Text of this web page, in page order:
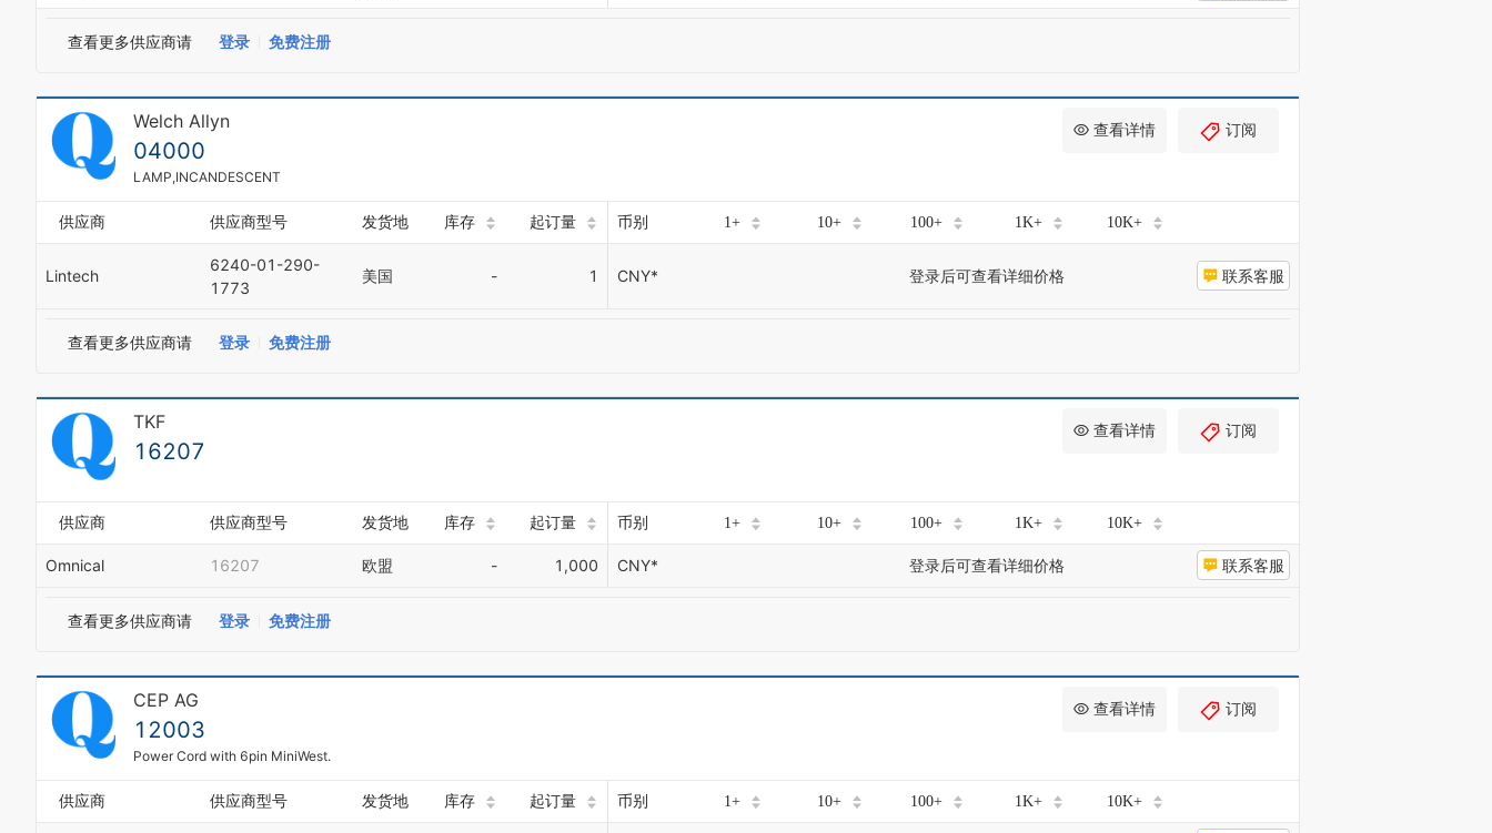
查看更多供应商请 登录 免费注册
Welch Allyn
04000
LAMP,INCANDESCENT
查看详情 订阅
供应商 供应商型号 发货地 库存 起订量 币别 1+ 10+ 100+ 1K+ 10K+
Lintech
6240-01-290-
1773
美国 - 1 CNY* 登录后可查看详细价格 联系客服
查看更多供应商请 登录 免费注册
TKF
16207
查看详情 订阅
供应商 供应商型号 发货地 库存 起订量 币别 1+ 10+ 100+ 1K+ 10K+
Omnical 16207 欧盟 - 1,000 CNY* 登录后可查看详细价格 联系客服
查看更多供应商请 登录 免费注册
CEP AG
12003
Power Cord with 6pin MiniWest.
查看详情 订阅
供应商 供应商型号 发货地 库存 起订量 币别 1+ 10+ 100+ 1K+ 10K+